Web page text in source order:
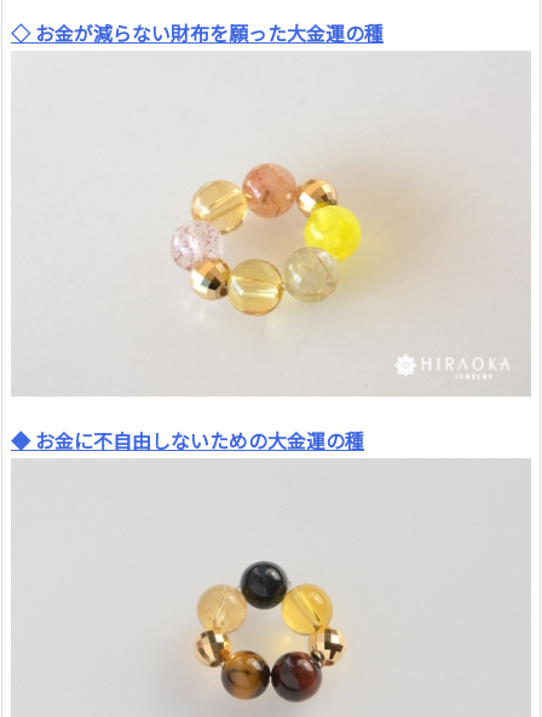
◇ お金が減らない財布を願った大金運の種
◆ お金に不自由しないための大金運の種